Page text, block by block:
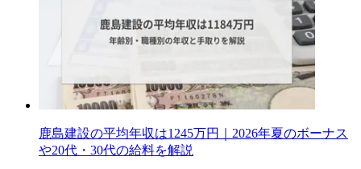
鹿島建設の平均年収は1245万円｜2026年夏のボーナス
や20代・30代の給料を解説